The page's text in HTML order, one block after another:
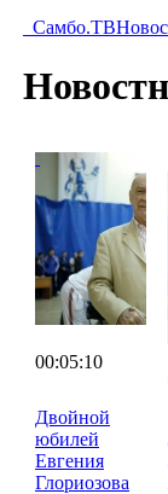
Самбо.ТВ
00:05:10
Двойной
юбилей
Евгения
Глориозова